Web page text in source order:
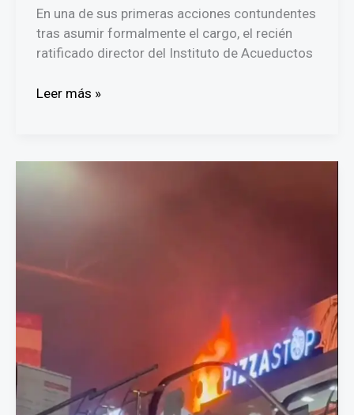
En una de sus primeras acciones contundentes
tras asumir formalmente el cargo, el recién
ratificado director del Instituto de Acueductos
Director
carros
Leer más »